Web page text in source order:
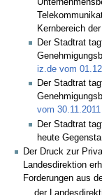
Kernbereich
Der Stadtrat
iz.de vom
Der Stadtrat
vom 30.11.2011
Der Stadtrat
heute
Der Druck zur
Landesdirektion
Forderungen aus